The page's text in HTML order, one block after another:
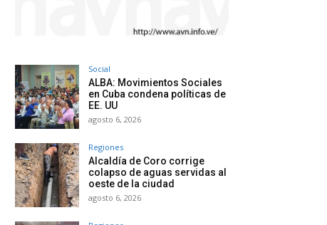
Social
ALBA: Movimientos Sociales
en Cuba condena políticas de
EE. UU
agosto 6, 2026
Regiones
Alcaldía de Coro corrige
colapso de aguas servidas al
oeste de la ciudad
agosto 6, 2026